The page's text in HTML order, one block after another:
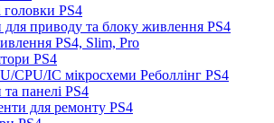
PS4
приводу та блоку живлення PS4
PS4, Slim, Pro
PS4
CPU/IC мікросхеми Реболлінг PS4
панелі PS4
для ремонту PS4